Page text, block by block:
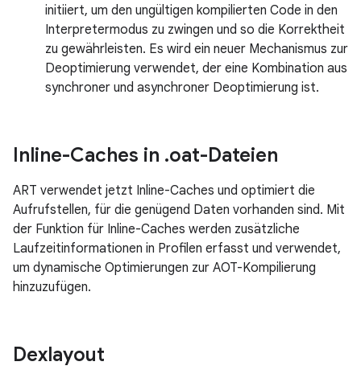
initiiert, um den ungültigen kompilierten Code in den
Interpretermodus zu zwingen und so die Korrektheit
zu gewährleisten. Es wird ein neuer Mechanismus zur
Deoptimierung verwendet, der eine Kombination aus
synchroner und asynchroner Deoptimierung ist.
Inline-Caches in .oat-Dateien
ART verwendet jetzt Inline-Caches und optimiert die
Aufrufstellen, für die genügend Daten vorhanden sind. Mit
der Funktion für Inline-Caches werden zusätzliche
Laufzeitinformationen in Profilen erfasst und verwendet,
um dynamische Optimierungen zur AOT-Kompilierung
hinzuzufügen.
Dexlayout